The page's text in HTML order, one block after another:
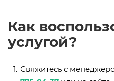
Как
услугой?
Свяжитесь с